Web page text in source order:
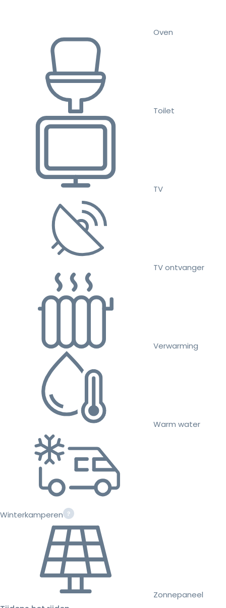
Oven
Toilet
TV
TV ontvanger
Verwarming
Warm water
Winterkamperen
Zonnepaneel